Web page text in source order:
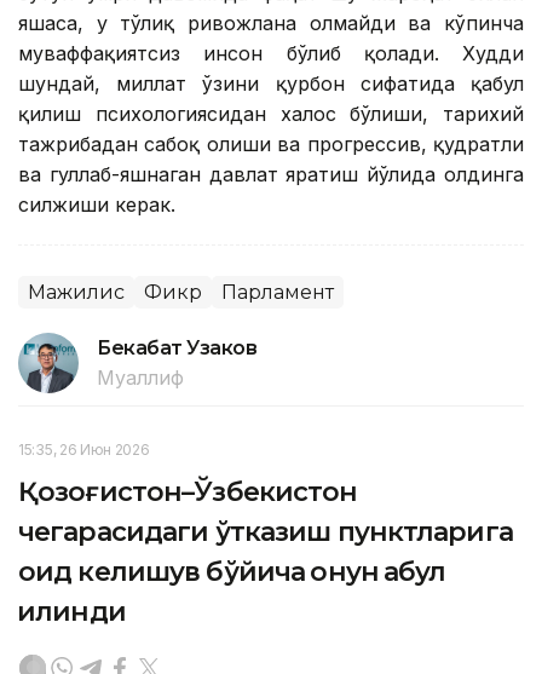
яшаса, у тўлиқ ривожлана олмайди ва кўпинча
муваффақиятсиз инсон бўлиб қолади. Худди
шундай, миллат ўзини қурбон сифатида қабул
қилиш психологиясидан халос бўлиши, тарихий
тажрибадан сабоқ олиши ва прогрессив, қудратли
ва гуллаб-яшнаган давлат яратиш йўлида олдинга
силжиши керак.
Мажилис Фикр Парламент
Бекабат Узаков
Муаллиф
15:35, 26 Июн 2026
Қозоғистон–Ўзбекистон
чегарасидаги ўтказиш пунктларига
оид келишув бўйича қонун қабул
қилинди